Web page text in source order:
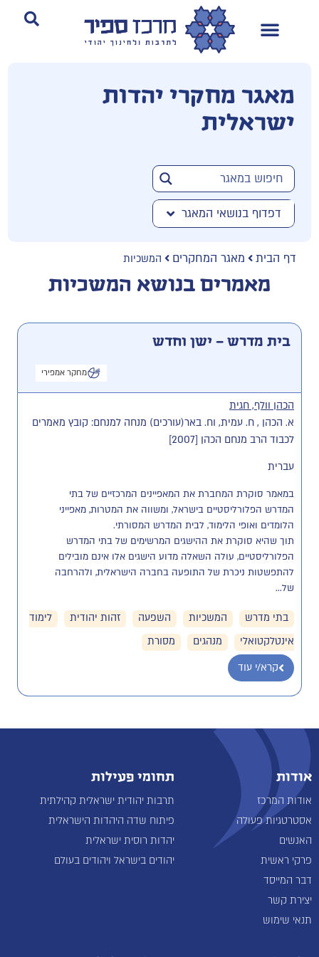
מאגר מחקרי יהדות
ישראלית
דפדוף בנושאי המאגר
דף הבית מאגר המחקרים המשכיות
מאמרים בנושא המשכיות
בית מדרש – ישן וחדש
מחקר אמפירי
הכהן וולף, חגית
א. הכהן , ח. עמית, וח. באר(עורכים) מנחה למנחם: קובץ מאמרים
לכבוד הרב מנחם הכהן [2007]
עברית
הלומדים ואופי הלימוד, לבית המדרש המסורתי.
תוך שהיא סוקרת את ההישגים המרשימים של בתי המדרש
של...
בתי מדרש המשכיות השפעה זהות יהודית
לימוד
אינטלקטואלי
מנהגים
מסורת
קרא/י עוד
אודות
אודות המרכז
אסטרטגיות פעולה
האנשים
פרקי ראשית
דבר המייסד
יצירת קשר
תנאי שימוש
תחומי פעילות
תרבות יהודית ישראלית קהילתית
פיתוח שדה היהדות הישראלית
יהדות רוסית ישראלית
יהודים בישראל ויהודים בעולם